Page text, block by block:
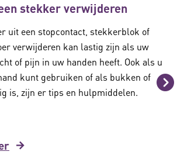
stekker verwijderen
uit een stopcontact, stekkerblok of
verwijderen kan lastig zijn als uw
of pijn in uw handen heeft. Ook als u
kunt gebruiken of als bukken of
is, zijn er tips en hulpmiddelen.